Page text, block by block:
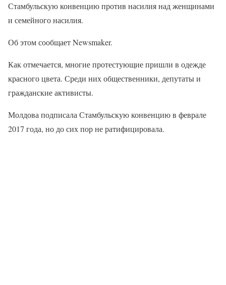
Стамбульскую конвенцию против насилия над женщинами
и семейного насилия.
Об этом сообщает Newsmaker.
Как отмечается, многие протестующие пришли в одежде
красного цвета. Среди них общественники, депутаты и
гражданские активисты.
Молдова подписала Стамбульскую конвенцию в феврале
2017 года, но до сих пор не ратифицировала.